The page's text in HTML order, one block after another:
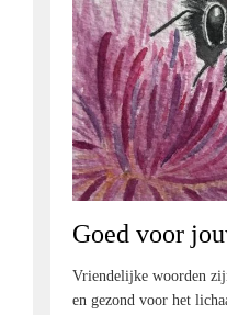
Goed voor
Vriendelijke woorden
en gezond voor het